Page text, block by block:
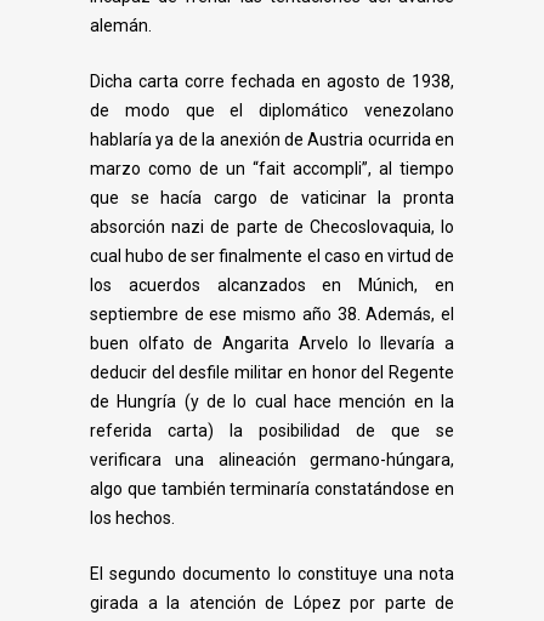
alemán.
Dicha carta corre fechada en agosto de 1938,
de modo que el diplomático venezolano
hablaría ya de la anexión de Austria ocurrida en
marzo como de un “fait accompli”, al tiempo
que se hacía cargo de vaticinar la pronta
absorción nazi de parte de Checoslovaquia, lo
cual hubo de ser finalmente el caso en virtud de
los acuerdos alcanzados en Múnich, en
septiembre de ese mismo año 38. Además, el
buen olfato de Angarita Arvelo lo llevaría a
deducir del desfile militar en honor del Regente
de Hungría (y de lo cual hace mención en la
referida carta) la posibilidad de que se
verificara una alineación germano-húngara,
algo que también terminaría constatándose en
los hechos.
El segundo documento lo constituye una nota
girada a la atención de López por parte de